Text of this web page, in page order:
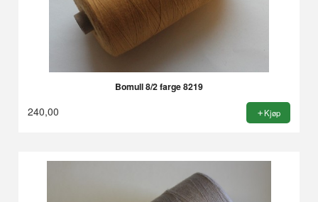
Bomull 8/2 farge 8219
240,00 Kjøp